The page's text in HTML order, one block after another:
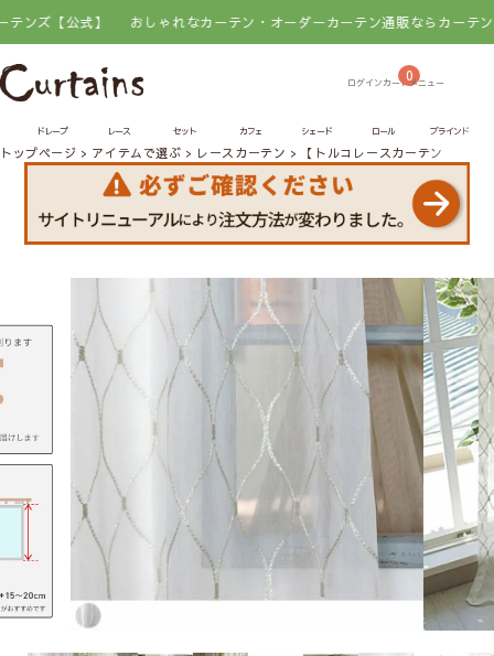
】 おしゃれなカーテン・オーダーカーテン通販ならカーテンズ【公式】
0
ドレープ レース セット カフェ シェード ロール ブラインド
トップページ アイテムで選ぶ レースカーテン 【トルコレースカーテン】オペラ